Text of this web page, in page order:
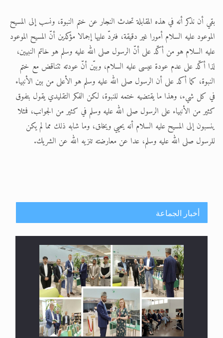
بقي أن نذكر أنه في هذه المقابلة تحدث النجار عن ختم النبوة، ونسب إلى المسيح
الموعود عليه السلام أمورا غير دقيقة، فنردّ عليها إجمالا مؤكدين أنّ المسيح الموعود
عليه السلام هو من أكّد على أنّ الرسول صلى الله عليه وسلم هو خاتم النبيين،
لذا أكّد على عدم عودة عيسى عليه السلام، وبيّن أنّ عودته تتناقض مع ختم
النبوة، كما أكد على أن الرسول صلى الله عليه وسلم هو الأعلى من بين الأنبياء
في كل شيء، وهذا ما يقتضيه ختمه للنبوة، لكن الفكر التقليدي يقول بتفوق
كثير من الأنبياء على الرسول صلى الله عليه وسلم في كثير من الجوانب، فمثلا
ينسبون إلى المسيح عليه السلام أنه يحيي ويخلق، وما شابه ذلك مما لم يكن
للرسول صلى الله عليه وسلم، عدا عن معارضته تنزيه الله عن الشريك.
أخبار الجماعة